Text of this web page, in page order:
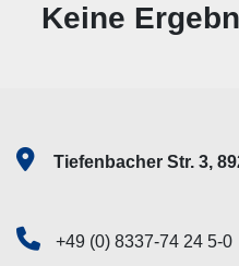
Keine
Tiefenbacher Str. 3,
+49 (0) 8337-74 24 5-0